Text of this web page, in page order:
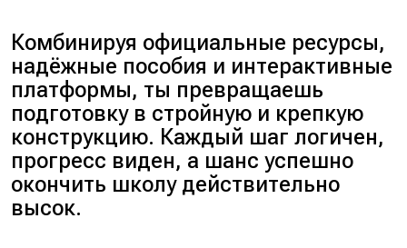
Комбинируя официальные ресурсы,
надёжные пособия и интерактивные
платформы, ты превращаешь
подготовку в стройную и крепкую
конструкцию. Каждый шаг логичен,
прогресс виден, а шанс успешно
окончить школу действительно
высок.